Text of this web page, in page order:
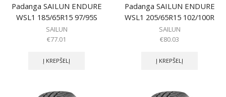
Padanga SAILUN ENDURE
WSL1 185/65R15 97/95S
SAILUN
€77.01
Į KREPŠELĮ
Padanga SAILUN ENDURE
WSL1 205/65R15 102/100R
SAILUN
€80.03
Į KREPŠELĮ